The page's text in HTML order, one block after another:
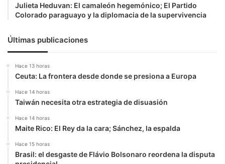
Julieta Heduvan: El camaleón hegemónico; El Partido
Colorado paraguayo y la diplomacia de la supervivencia
Últimas publicaciones
Hace 13 horas
Ceuta: La frontera desde donde se presiona a Europa
Hace 14 horas
Taiwán necesita otra estrategia de disuasión
Hace 14 horas
Maite Rico: El Rey da la cara; Sánchez, la espalda
Hace 15 horas
Brasil: el desgaste de Flávio Bolsonaro reordena la disputa